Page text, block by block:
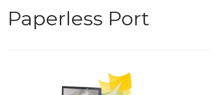
Paperless Port